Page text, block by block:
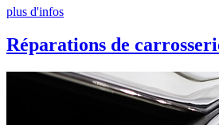
plus d'infos
Réparations de